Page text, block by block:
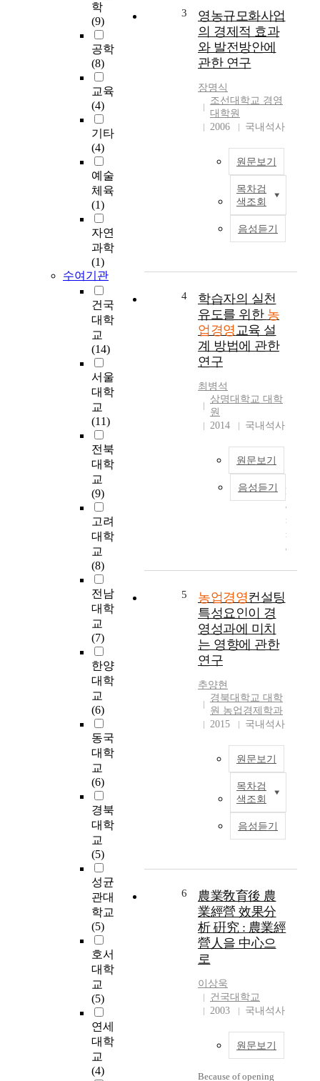
학
(9)
공학
(8)
교육
(4)
기타
(4)
예술
체육
(1)
자연
과학
(1)
수여기관
건국
대학
교
(14)
서울
대학
교
(11)
전북
대학
교
(9)
고려
대학
교
(8)
전남
대학
교
(7)
한양
대학
교
(6)
동국
대학
교
(6)
경북
대학
교
(5)
성균
관대
학교
(5)
호서
대학
교
(5)
연세
대학
교
(4)
다. 환경변화가 완만
하게 그리고 점진적으
로 전개되는 경우에는
기업체의 전략도 점진
적으로 조정되고 기업
의 내부구조와 구성원
행동도 진화과정에 의
해서 서서히 조화와
균형을 맞추어 나갈
변화가 급격히 일어나
는 경우에는 이에 대
응하기 위하여 경영전
략, 조직구조, 경영과
정, 구성원 행동 등에
획기적이고 새로운 조
화관계를 요구하는 경
다. 농협은 이러한 추
2000년 통합농협 이
후 농협의 경영효율성
제고를 위한 구조조정
을 추진하고 있다. 또
한 농협중앙회 자체의
생존전략 또는 농협중
앙회의 경영 효율성
제고를 위한 평가 방
안으로 실행되고 있
다. 이러한 문제의식
서는 농협의 지식경영
여 농협의 업무, 지식
현황조사 및 인터뷰,
출된 시사점으로부터
Value)를 도출하고 비
전 및 추진전략을 수
립할 것이다. 또한 농
협 지식경영의 안정적
인 정착, 발전을 위해
지식경영 목표에 따른
세부 추진전략을 수립
한다. 위의 내용을 토
대로 본 연구방법은
농협의 지식경영 비전
제점을 분석 고찰하여
직원 및 조직의 지식
역량을 극대화하고 지
식경영 비전 및 전략
을 제시하는데 그 목
적이 있다. 제2장에서
는 지식경영의 등장배
지식경영의 필요성에
서술하였다. 이와 같
은 이론적 배경은 지
식경영의 비전 및 전
략을 위한 기초 자료
로써 제공하였다. 제3
앙회의 현황 및 사업
추진에 관하여 살펴보
고 농협 중앙회의 경
그리고 향후 추진계획
에 대하여 제시하였
competition
reinforcement in the
rapidly changing
financial environment.
Therefore they need
the positive marketing
strategy complying
with diversified
demands of customers
management should
first assignment in the
current management of
a company. I strived to
management, which is
promoted by
Agricultural
Cooperative, to
strengthen the
competition in the
financial business. I
also presented things
which should be
improved. I applied
research on theories by
documents and data
from the inside and
satisfaction factors
such as the products,
service, and image of
Agricultural
Cooperative, then
hypothesized the
followings : the
satisfaction on the
products, service, and
image of Agricultural
different according to
the regular customers,
the business period,
and the statistical
feature of the
population. To
analyze practically, I
400 people who is
Cheju and then 344
copies were used for
the study except 56
inappropriate copies.
As a result of the
study, the total
average satisfaction
degree on Agricultural
Cooperative was given
standard degree, and
the image on
3
영농규모화사업
의 경제적 효과
와 발전방안에
관한 연구
장명식
조선대학교 경영
대학원
2006
국내석사
원문보기
목차검
색조회
음성듣기
4
학습자의 실천
유도를 위한 농
업경영교육 설
계 방법에 관한
연구
최병석
상명대학교 대학
원
2014
국내석사
원문보기
음성듣기
F
a
r
m
e
i
5 농업경영컨설팅
특성요인이 경
영성과에 미치
는 영향에 관한
연구
추양현
경북대학교 대학
원 농업경제학과
2015
국내석사
원문보기
목차검
색조회
음성듣기
6
農業敎育後 農
業經營 效果分
析 硏究 : 農業經
營人을 中心으
로
이상욱
건국대학교
2003
국내석사
원문보기
Because of opening